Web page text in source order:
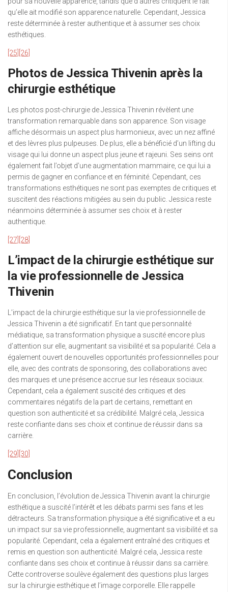
qu’elle ait modifié son apparence naturelle. Cependant, Jessica
reste déterminée à rester authentique et à assumer ses choix
esthétiques.
[25] [26]
Photos de Jessica Thivenin après la
chirurgie esthétique
Les photos post-chirurgie de Jessica Thivenin révèlent une
transformation remarquable dans son apparence. Son visage
affiche désormais un aspect plus harmonieux, avec un nez affiné
et des lèvres plus pulpeuses. De plus, elle a bénéficié d’un lifting du
visage qui lui donne un aspect plus jeune et rajeuni. Ses seins ont
également fait l’objet d’une augmentation mammaire, ce qui lui a
permis de gagner en confiance et en féminité. Cependant, ces
transformations esthétiques ne sont pas exemptes de critiques et
suscitent des réactions mitigées au sein du public. Jessica reste
néanmoins déterminée à assumer ses choix et à rester
authentique.
[27] [28]
L’impact de la chirurgie esthétique sur
la vie professionnelle de Jessica
Thivenin
L’impact de la chirurgie esthétique sur la vie professionnelle de
Jessica Thivenin a été significatif. En tant que personnalité
médiatique, sa transformation physique a suscité encore plus
d’attention sur elle, augmentant sa visibilité et sa popularité. Cela a
également ouvert de nouvelles opportunités professionnelles pour
elle, avec des contrats de sponsoring, des collaborations avec
des marques et une présence accrue sur les réseaux sociaux.
Cependant, cela a également suscité des critiques et des
commentaires négatifs de la part de certains, remettant en
question son authenticité et sa crédibilité. Malgré cela, Jessica
reste confiante dans ses choix et continue de réussir dans sa
carrière.
[29] [30]
Conclusion
En conclusion, l’évolution de Jessica Thivenin avant la chirurgie
esthétique a suscité l’intérêt et les débats parmi ses fans et les
détracteurs. Sa transformation physique a été significative et a eu
un impact sur sa vie professionnelle, augmentant sa visibilité et sa
popularité. Cependant, cela a également entraîné des critiques et
remis en question son authenticité. Malgré cela, Jessica reste
confiante dans ses choix et continue à réussir dans sa carrière.
Cette controverse soulève également des questions plus larges
sur la chirurgie esthétique et l’image corporelle. Elle rappelle